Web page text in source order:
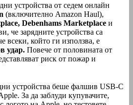
устройства от седем онлайн
(включително Amazon Haul),
Debenhams Marketplace и
че зарядните устройства са
всеки, който ги използва, е
удар. Повече от половината от
риск от пожар и
устройства беше фалшив USB-C
За да заблуди купувачите,